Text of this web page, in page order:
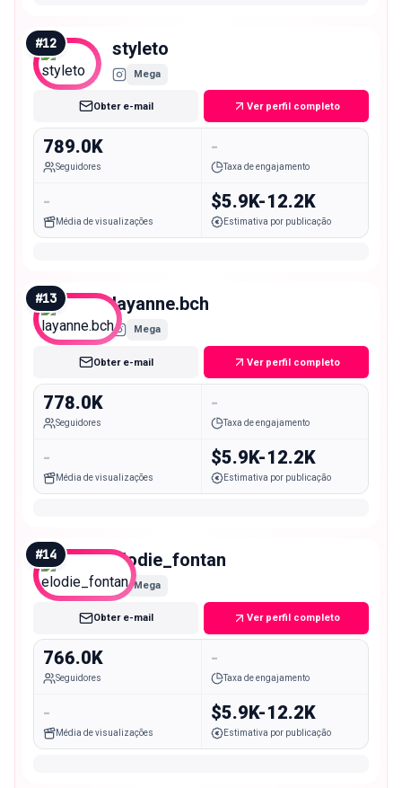
#12 styleto
Mega
Obter e-mail Ver perfil completo
789.0K
Seguidores
-
Taxa de engajamento
-
Média de visualizações
$5.9K-12.2K
Estimativa por publicação
#13 layanne.bch
Mega
Obter e-mail Ver perfil completo
778.0K
Seguidores
-
Taxa de engajamento
-
Média de visualizações
$5.9K-12.2K
Estimativa por publicação
#14 elodie_fontan
Mega
Obter e-mail Ver perfil completo
766.0K
Seguidores
-
Taxa de engajamento
-
Média de visualizações
$5.9K-12.2K
Estimativa por publicação